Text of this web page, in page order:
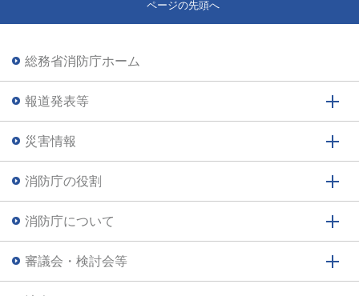
ページの先頭へ
総務省消防庁ホーム
報道発表等
災害情報
消防庁の役割
消防庁について
審議会・検討会等